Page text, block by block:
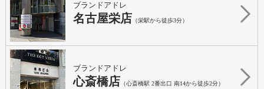
ブランドアドレ
名古屋栄店 （栄駅から徒歩3分）
ブランドアドレ
心斎橋店 （心斎橋駅 2番出口 南14から徒歩2分）